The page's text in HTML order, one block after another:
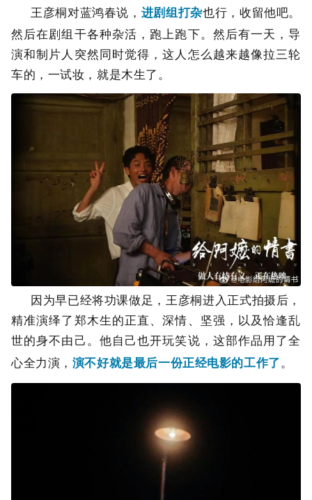
王彦桐对蓝鸿春说， 进剧组打杂也行，收留他吧。
然后在剧组干各种杂活，跑上跑下。然后有一天，导
演和制片人突然同时觉得，这人怎么越来越像拉三轮
车的，一试妆，就是木生了。
因为早已经将功课做足，王彦桐进入正式拍摄后，
精准演绎了郑木生的正直、深情、坚强，以及恰逢乱
世的身不由己。他自己也开玩笑说，这部作品用了全
心全力演， 演不好就是最后一份正经电影的工作了 。